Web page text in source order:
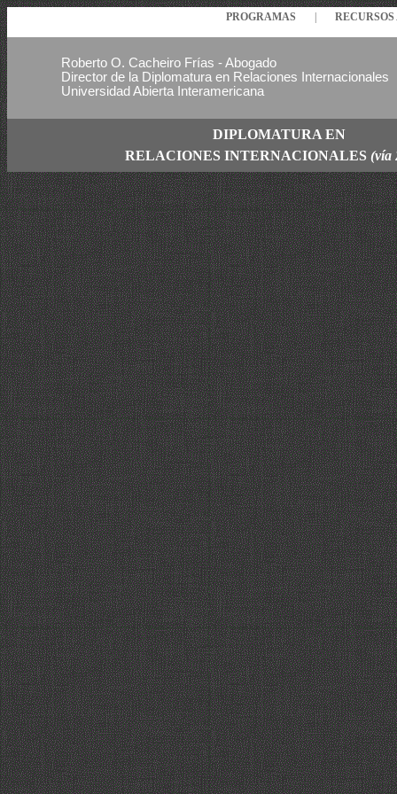
PROGRAMAS
Roberto O. Cacheiro Frías - Abogado
Director de la Diplomatura en Relaciones Internacionales
Universidad Abierta Interamericana
DIPLOMATURA EN
RELACIONES INTERNACIONALES (vía